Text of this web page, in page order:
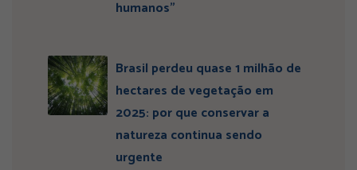
humanos”
Brasil perdeu quase 1 milhão de
hectares de vegetação em
2025: por que conservar a
natureza continua sendo
urgente